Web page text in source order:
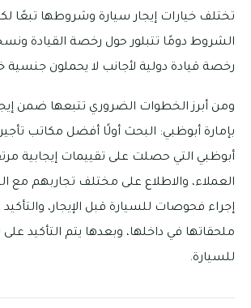
تختلف خيارات إيجار سيارة وشروطها تبعًا
الشروط دومًا تتبلور حول رخصة القيادة
رخصة قيادة دولية لأجانب لا يحملون جنسية
ومن أبرز الخطوات الضروري تتبعها ضمن
بإمارة أبوظبي: البحث أولًا أفضل مكاتب
أبوظبي التي حصلت على تقييمات إيجابية
العملاء، والاطلاع على مختلف تجاربهم مع
إجراء فحوصات للسيارة قبل الإيجار،
ملحقاتها في داخلها، وبعدها يتم التأكيد على
للسيارة.